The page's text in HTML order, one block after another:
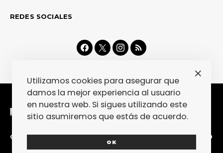
REDES SOCIALES
CONTACTA COLABORA POLÍTICA DE PRIVACIDAD
Utilizamos cookies para asegurar que
damos la mejor experiencia al usuario
en nuestra web. Si sigues utilizando este
sitio asumiremos que estás de acuerdo.
OK